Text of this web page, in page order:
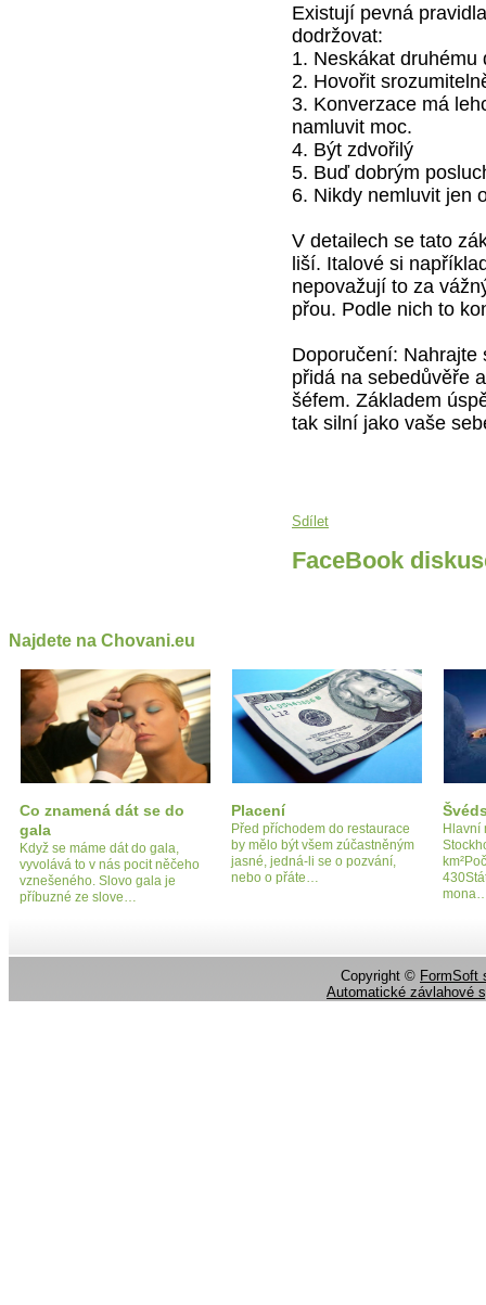
Existují pevná
dodržovat:
1. Neskákat
2. Hovořit
3. Konverzace má
namluvit moc.
4. Být zdvořilý
5. Buď dobrým
6. Nikdy nemluvit jen
V detailech se tato
liší. Italové si
nepovažují to za
přou. Podle nich to
Doporučení: Nahrajte
přidá na sebedůvěře
šéfem. Základem
tak silní jako vaše
Sdílet
FaceBook
Najdete na Chovani.eu
Co znamená dát se do
gala
Když se máme dát do gala,
vyvolává to v nás pocit něčeho
vznešeného. Slovo gala je
příbuzné ze slove…
Placení
Před příchodem do restaurace
by mělo být všem zúčastněným
jasné, jedná-li se o pozvání,
nebo o přáte…
Hlavní
Copyright © FormSoft
Automatické závlahové